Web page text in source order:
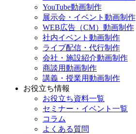
YouTube動画制作
展示会・イベント動画制作
WEB広告（CM）動画制作
社内イベント動画制作
ライブ配信・代行制作
会社・施設紹介動画制作
商談用動画制作
講義・授業用動画制作
お役立ち情報
お役立ち資料一覧
セミナー・イベント一覧
コラム
よくある質問